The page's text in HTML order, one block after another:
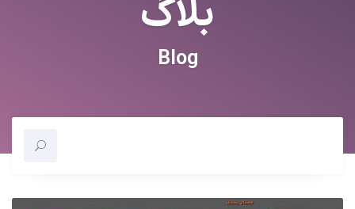
بلاگ
Blog